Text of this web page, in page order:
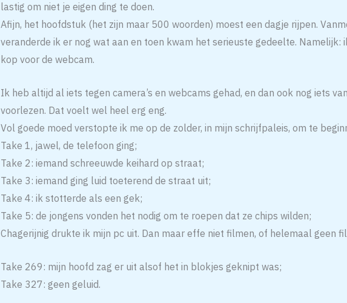
lastig om niet je eigen ding te doen.
Afijn, het hoofdstuk (het zijn maar 500 woorden) moest een dagje rijpen.
veranderde ik er nog wat aan en toen kwam het serieuste gedeelte. Namelijk:
kop voor de webcam.
Ik heb altijd al iets tegen camera’s en webcams gehad, en dan ook nog iets
voorlezen. Dat voelt wel heel erg eng.
Vol goede moed verstopte ik me op de zolder, in mijn schrijfpaleis, om te
Take 1, jawel, de telefoon ging;
Take 2: iemand schreeuwde keihard op straat;
Take 3: iemand ging luid toeterend de straat uit;
Take 4: ik stotterde als een gek;
Take 5: de jongens vonden het nodig om te roepen dat ze chips wilden;
Chagerijnig drukte ik mijn pc uit. Dan maar effe niet filmen, of helemaal geen
Take 269: mijn hoofd zag er uit alsof het in blokjes geknipt was;
Take 327: geen geluid.